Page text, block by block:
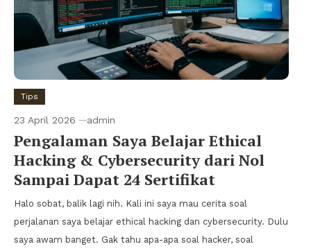
Tips
23 April 2026 admin
Pengalaman Saya Belajar Ethical
Hacking & Cybersecurity dari Nol
Sampai Dapat 24 Sertifikat
Halo sobat, balik lagi nih. Kali ini saya mau cerita soal
perjalanan saya belajar ethical hacking dan cybersecurity. Dulu
saya awam banget. Gak tahu apa-apa soal hacker, soal